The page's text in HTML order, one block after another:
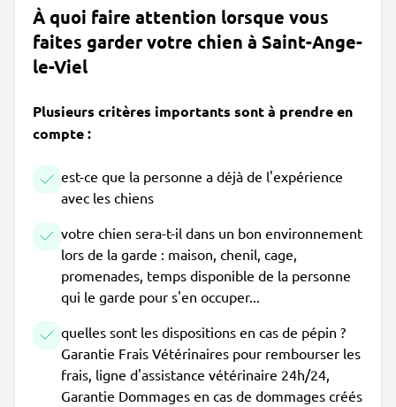
À quoi faire attention lorsque vous
faites garder votre chien à Saint-Ange-
le-Viel
Plusieurs critères importants sont à prendre en
compte :
est-ce que la personne a déjà de l'expérience
avec les chiens
votre chien sera-t-il dans un bon environnement
lors de la garde : maison, chenil, cage,
promenades, temps disponible de la personne
qui le garde pour s'en occuper...
quelles sont les dispositions en cas de pépin ?
Garantie Frais Vétérinaires pour rembourser les
frais, ligne d'assistance vétérinaire 24h/24,
Garantie Dommages en cas de dommages créés